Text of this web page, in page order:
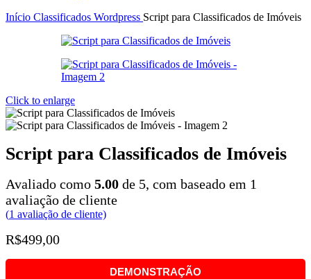
Início Classificados Wordpress Script para Classificados de Imóveis
Click to enlarge
Script para Classificados de Imóveis
Avaliado como 5.00 de 5, com baseado em 1
avaliação de cliente
(1 avaliação de cliente)
R$499,00
DEMONSTRAÇÃO